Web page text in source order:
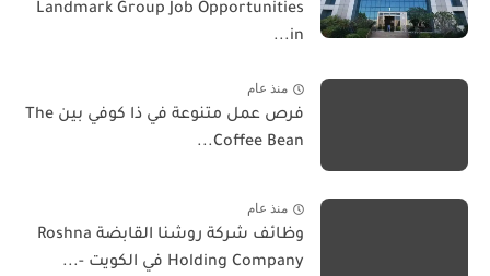
Landmark Group Job Opportunities
in...
منذ عام
فرص عمل متنوعة في ذا كوفي بين The
Coffee Bean...
منذ عام
وظائف شركة روشنا القابضة Roshna
Holding Company في الكويت -...